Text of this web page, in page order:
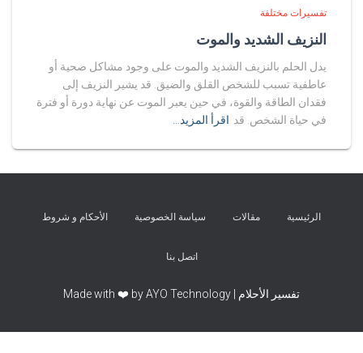
تفسيرات مختلفة
النزيف الشديد والموت
يدل الحلم بالنزيف الشديد والموت على وجود مشاكل صحية أو
عاطفية تسبب للشخص القلق والضيق. قد يشير النزيف إلى
فقدان الطاقة والقوة، في حين يعبر الموت عن نهاية دورة أو فترة
في حياة الشخص. قد اقرأ المزيد…
الرئيسية مقالات سياسة الخصوصية الأحكام و شروط
اتصل بنا
تفسير الأحلام | Made with ❤️ by AYO Technology